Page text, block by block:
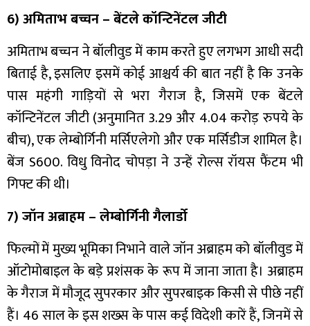
6) अमिताभ बच्चन – बेंटले कॉन्टिनेंटल जीटी
अमिताभ बच्चन ने बॉलीवुड में काम करते हुए लगभग आधी सदी
बिताई है, इसलिए इसमें कोई आश्चर्य की बात नहीं है कि उनके
पास महंगी गाड़ियों से भरा गैराज है, जिसमें एक बेंटले
कॉन्टिनेंटल जीटी (अनुमानित 3.29 और 4.04 करोड़ रुपये के
बीच), एक लेम्बोर्गिनी मर्सिएलेगो और एक मर्सिडीज शामिल है।
बेंज S600. विधु विनोद चोपड़ा ने उन्हें रोल्स रॉयस फैंटम भी
गिफ्ट की थी।
7) जॉन अब्राहम – लेम्बोर्गिनी गैलार्डो
फिल्मों में मुख्य भूमिका निभाने वाले जॉन अब्राहम को बॉलीवुड में
ऑटोमोबाइल के बड़े प्रशंसक के रूप में जाना जाता है। अब्राहम
के गैराज में मौजूद सुपरकार और सुपरबाइक किसी से पीछे नहीं
हैं। 46 साल के इस शख्स के पास कई विदेशी कारें हैं, जिनमें से